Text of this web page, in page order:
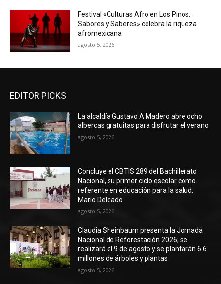
Festival «Culturas Afro en Los Pinos:
Sabores y Saberes» celebra la riqueza
afromexicana
agosto 5, 2026
EDITOR PICKS
La alcaldía Gustavo A Madero abre ocho
albercas gratuitas para disfrutar el verano
agosto 5, 2026
Concluye el CBTIS 289 del Bachillerato
Nacional, su primer ciclo escolar como
referente en educación para la salud:
Mario Delgado
agosto 5, 2026
Claudia Sheinbaum presenta la Jornada
Nacional de Reforestación 2026; se
realizará el 9 de agosto y se plantarán 6.6
millones de árboles y plantas
agosto 5, 2026